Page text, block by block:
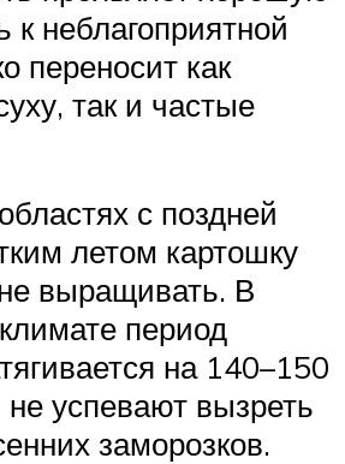
к неблагоприятной
переносит как
так и частые
с поздней
летом картошку
выращивать. В
период
на 140–150
успевают вызреть
заморозков.